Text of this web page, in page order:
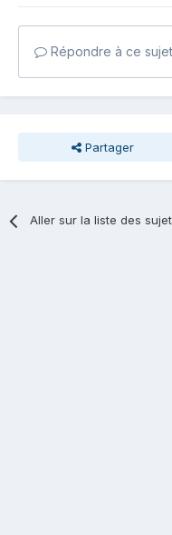
Répondre à ce
Partager
Aller sur la liste des